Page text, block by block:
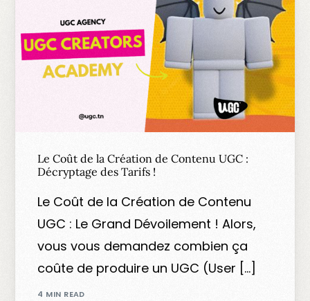
Le Coût de la Création de Contenu UGC :
Décryptage des Tarifs !
Le Coût de la Création de Contenu
UGC : Le Grand Dévoilement ! Alors,
vous vous demandez combien ça
coûte de produire un UGC (User […]
4 MIN READ